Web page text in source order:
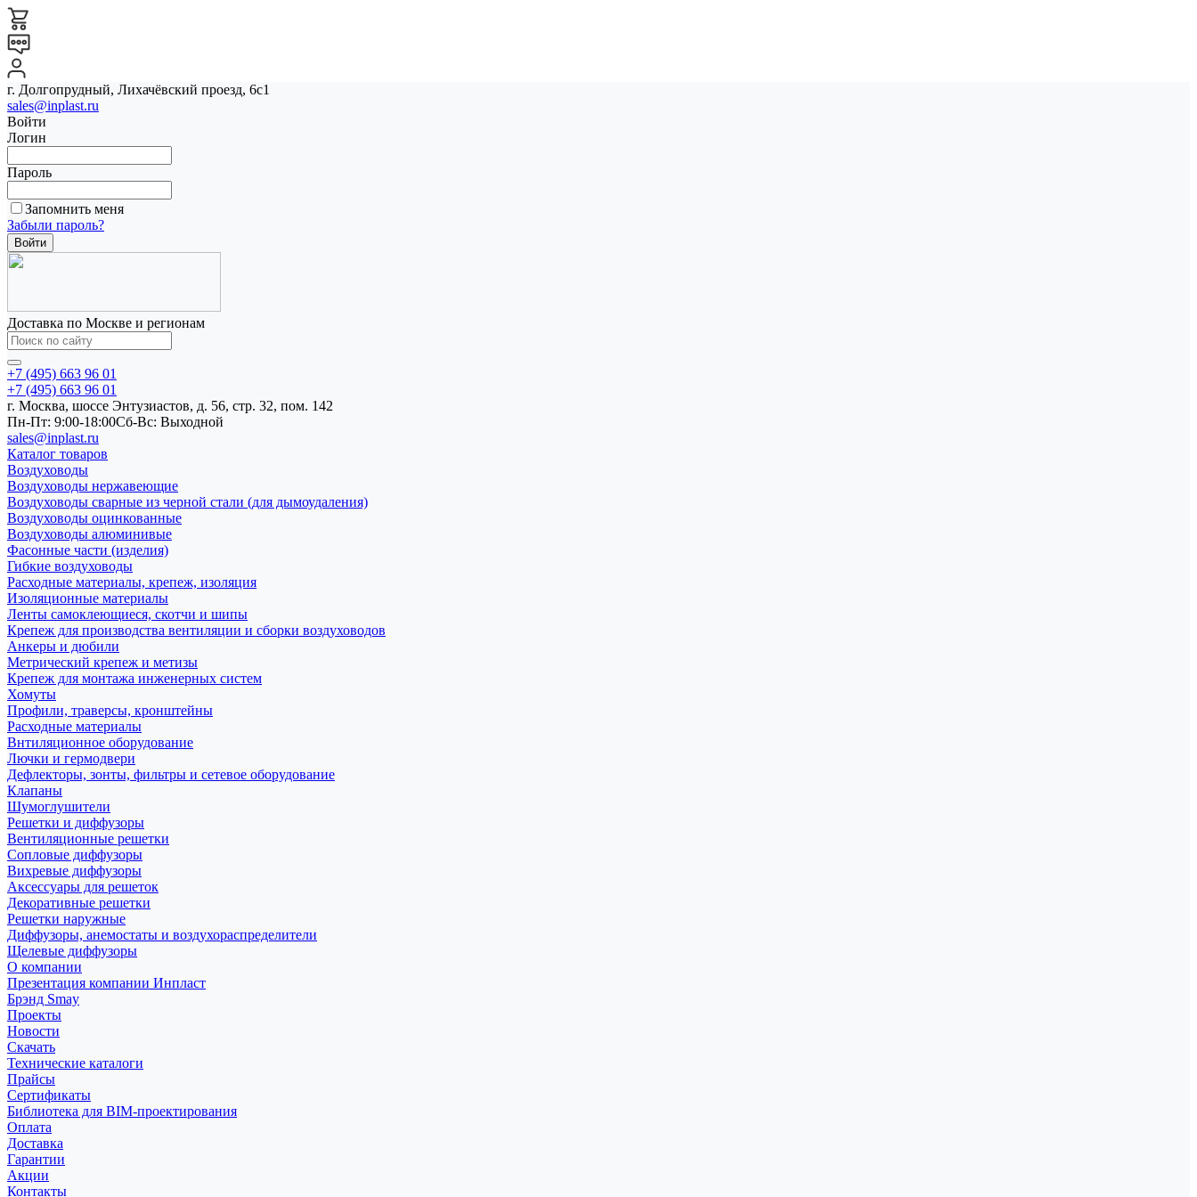
г. Долгопрудный, Лихачёвский проезд, 6с1
sales@inplast.ru
Войти
Логин
Пароль
Запомнить меня
Забыли пароль?
Доставка по Москве и регионам
+7 (495) 663 96 01
+7 (495) 663 96 01
г. Москва, шоссе Энтузиастов, д. 56, стр. 32, пом. 142
Пн-Пт: 9:00-18:00Cб-Вс: Выходной
sales@inplast.ru
Каталог товаров
Воздуховоды
Воздуховоды нержавеющие
Воздуховоды сварные из черной стали (для дымоудаления)
Воздуховоды оцинкованные
Воздуховоды алюминивые
Фасонные части (изделия)
Гибкие воздуховоды
Расходные материалы, крепеж, изоляция
Изоляционные материалы
Ленты самоклеющиеся, скотчи и шипы
Крепеж для производства вентиляции и сборки воздуховодов
Анкеры и дюбили
Метрический крепеж и метизы
Крепеж для монтажа инженерных систем
Хомуты
Профили, траверсы, кронштейны
Расходные материалы
Внтиляционное оборудование
Лючки и гермодвери
Дефлекторы, зонты, фильтры и сетевое оборудование
Клапаны
Шумоглушители
Решетки и диффузоры
Вентиляционные решетки
Сопловые диффузоры
Вихревые диффузоры
Аксессуары для решеток
Декоративные решетки
Решетки наружные
Диффузоры, анемостаты и воздухораспределители
Щелевые диффузоры
О компании
Презентация компании Инпласт
Брэнд Smay
Проекты
Новости
Скачать
Технические каталоги
Прайсы
Сертификаты
Библиотека для BIM-проектирования
Оплата
Доставка
Гарантии
Акции
Контакты